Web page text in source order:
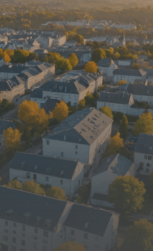
tout changer